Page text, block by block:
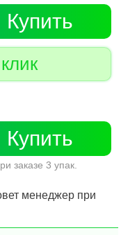
Купить
Купить
заказе 3 упак.
менеджер при